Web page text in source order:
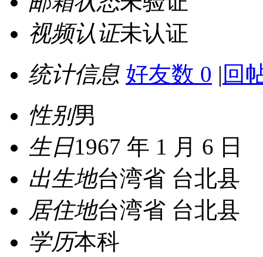
视频认证未认证
统计信息 好友数 0 | 回
性别男
生日1967 年 1 月 6 日
出生地台湾省 台北县
居住地台湾省 台北县
学历本科